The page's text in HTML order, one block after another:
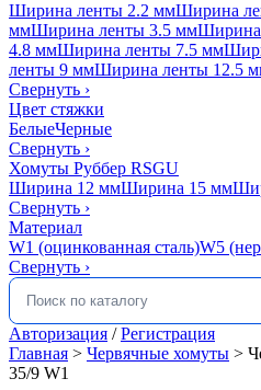
Ширина ленты 2.2 ммШирина
ммШирина ленты 3.5 ммШирина
4.8 ммШирина ленты 7.5 мм
ленты 9 ммШирина ленты 12.5
Свернуть ›
Цвет стяжки
БелыеЧерные
Свернуть ›
Хомуты Руббер RSGU
Ширина 12 ммШирина 15 мм
Свернуть ›
Материал
W1 (оцинкованная сталь)W5
Свернуть ›
Искать:
Авторизация /Регистрация
Главная > Червячные хомуты >
35/9 W1